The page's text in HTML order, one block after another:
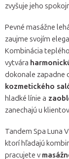
zvyšuje jeho
Pevné masážne
zaujme svojím
Kombinácia
vytvára
dokonale zapadne
kozmetického
hladké línie a
zanechajú u
Tandem Spa Luna
ktorí hľadajú
pracujete v